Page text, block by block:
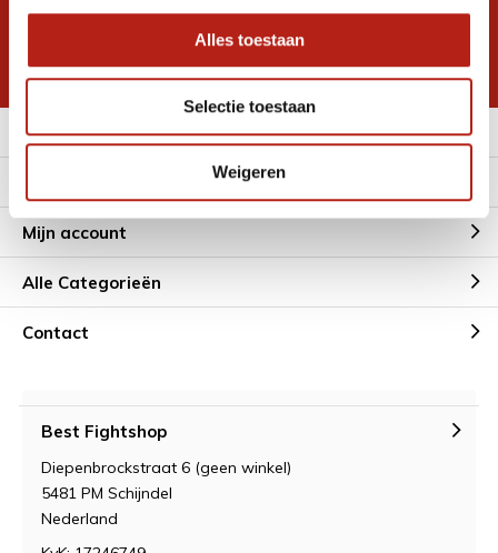
Alles toestaan
Selectie toestaan
Weigeren
Inschrijven voor
* Lees hier de wettelijke beperkingen
Meer informatie
Mijn account
Alle Categorieën
Contact
Best Fightshop
Diepenbrockstraat 6 (geen winkel)
5481 PM Schijndel
Nederland